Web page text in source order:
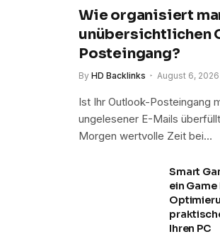
Wie organisiert
unübersichtlichen
Posteingang?
By HD Backlinks August 6, 2026
Ist Ihr Outlook-Posteingang
ungelesener E-Mails
Morgen wertvolle Zeit bei…
Smart
ein
Ihren PC